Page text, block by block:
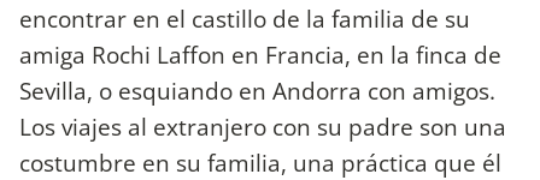
encontrar en el castillo de la familia de su
amiga Rochi Laffon en Francia, en la finca de
Sevilla, o esquiando en Andorra con amigos.
Los viajes al extranjero con su padre son una
costumbre en su familia, una práctica que él